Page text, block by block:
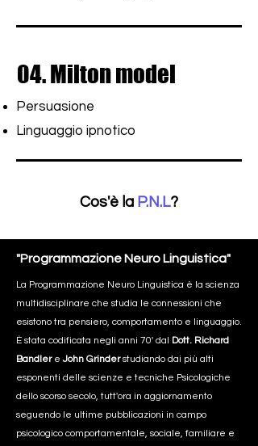
04. Milton model
04. Milton model
Persuasione
Linguaggio ipnotico
Cos'è la P.N.L?
"Programmazione Neuro Linguistica"
La Programmazione Neuro Linguistica è la scienza
multidisciplinare che studia le connessioni che
esistono tra pensiero, comportamento e linguaggio.
È stata codificata negli anni 70' dal
Dott. Richard
Bandler e John Grinderstudiando dai più alti
esponenti delle scienze e tecniche Psicologiche
dello scorso secolo, tutt'ora in aggiornamento
seguendo le ultime pubblicazioni in campo
psicologico comportamentale, sociale, familiare e